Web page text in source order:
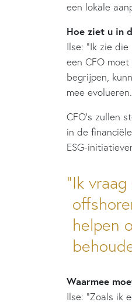
een lokale
Hoe ziet u in
Ilse: “Ik zie
een CFO
begrijpen,
mee evolueren.
CFO’s zullen
in de
ESG-
Ik
helpen
Waarmee
Ilse: “Zoals ik